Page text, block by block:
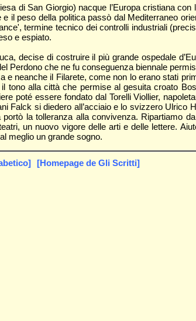
di San Giorgio) nacque l’Europa cristiana
il peso della politica passò dal Mediterraneo
termine tecnico dei controlli industriali
e espiato.
decise di costruire il più grande ospedale
Perdono che ne fu conseguenza biennale
e neanche il Filarete, come non lo erano stati
tono alla città che permise al gesuita croato
poté essere fondato dal Torelli Viollier,
Falck si diedero all’acciaio e lo svizzero Ulrico
portò la tolleranza alla convivenza.
un nuovo vigore delle arti e delle lettere.
meglio un grande sogno.
[Homepage de Gli Scritti]